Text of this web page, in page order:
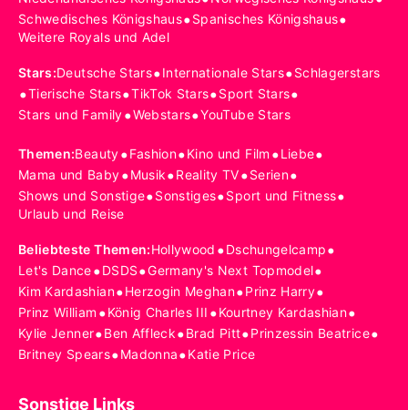
Schwedisches Königshaus•Spanisches Königshaus•
Weitere Royals und Adel
Stars:Deutsche Stars•Internationale Stars•Schlagerstars
•Tierische Stars•TikTok Stars•Sport Stars•
Stars und Family•Webstars•YouTube Stars
Themen:Beauty•Fashion•Kino und Film •Liebe•
Mama und Baby•Musik•Reality TV•Serien•
Shows und Sonstige•Sonstiges•Sport und Fitness•
Urlaub und Reise
Beliebteste Themen:Hollywood •Dschungelcamp•
Let's Dance•DSDS•Germany's Next Topmodel•
Kim Kardashian•Herzogin Meghan•Prinz Harry•
Prinz William •König Charles III •Kourtney Kardashian•
Kylie Jenner•Ben Affleck•Brad Pitt•Prinzessin Beatrice•
Britney Spears•Madonna•Katie Price
Sonstige Links